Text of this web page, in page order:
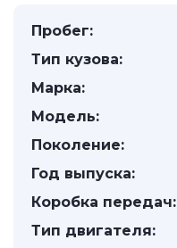
Пробег:
Тип кузова:
Марка:
Модель:
Поколение:
Год выпуска:
Коробка передач:
Тип двигателя: